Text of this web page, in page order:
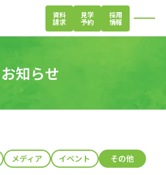
資料
請求
見学
予約
採用
情報
お知らせ
メディア イベント その他